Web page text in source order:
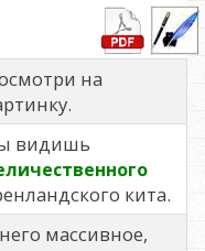
на
видишь
кита.
массивное,